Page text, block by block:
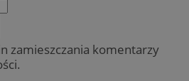
zamieszczania komentarzy